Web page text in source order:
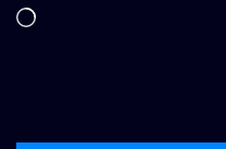
Chargement…